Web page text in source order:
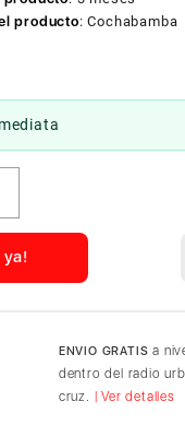
producto:Cochabamba
ENVIO GRATIS a
dentro del radio
cruz.
| Ver detalles